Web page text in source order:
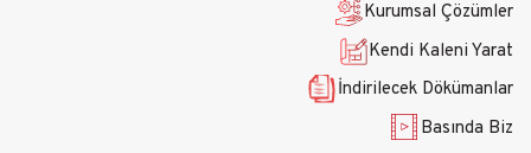
Kurumsal Çözümler
Kendi Kaleni Yarat
İndirilecek Dökümanlar
Basında Biz